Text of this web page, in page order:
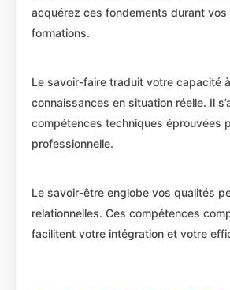
acquérez ces fondements durant
formations.
Le savoir-faire traduit votre capacité
connaissances en situation réelle. Il
compétences techniques éprouvées
professionnelle.
Le savoir-être englobe vos qualités
relationnelles. Ces compétences
facilitent votre intégration et votre